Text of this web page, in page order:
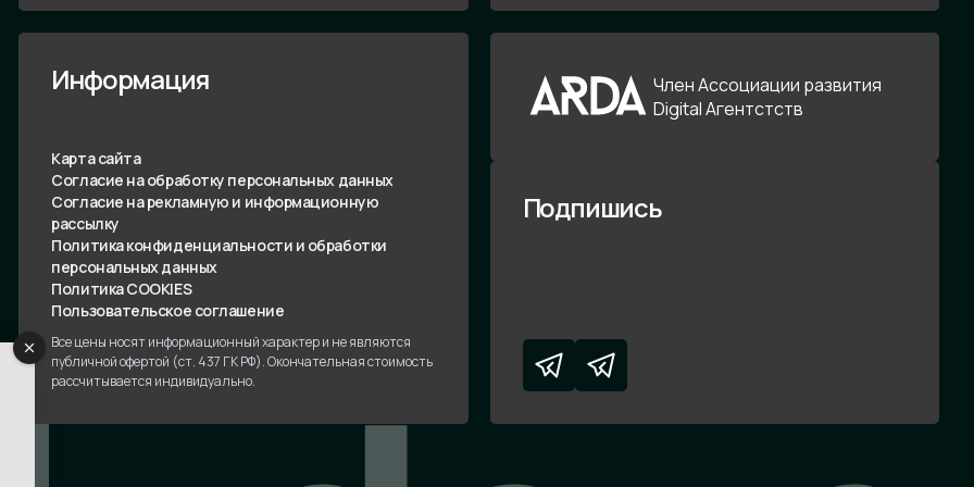
Информация
Карта сайта
Согласие на обработку персональных данных
Согласие на рекламную и информационную
рассылку
Политика конфиденциальности и обработки
персональных данных
Политика COOKIES
Пользовательское соглашение
Все цены носят информационный характер и не являются
публичной офертой (ст. 437 ГК РФ). Окончательная стоимость
рассчитывается индивидуально.
Член Ассоциации развития
Digital Агентстств
Подпишись